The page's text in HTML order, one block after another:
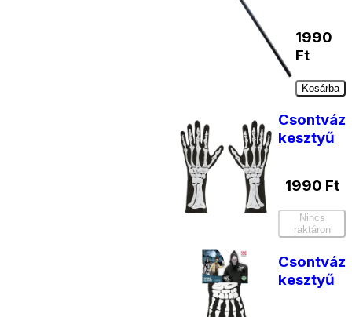
1990
Ft
Kosárba
Csontváz
kesztyű
1990 Ft
Nincs
raktáron
Csontváz
kesztyű